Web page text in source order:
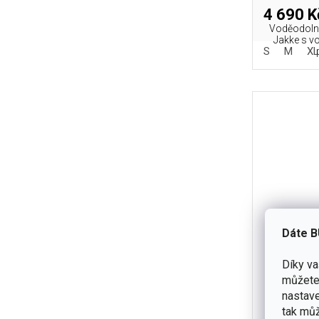
Dáte
Díky
tak
4 690
Jakke s
S M XL
Bunda